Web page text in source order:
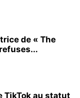
de « The
TikTok au statut